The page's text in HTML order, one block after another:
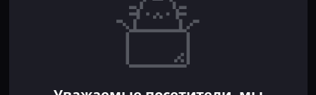
Букмекеры
CS 2